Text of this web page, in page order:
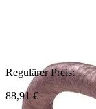
Regulärer Preis:
88,91 €